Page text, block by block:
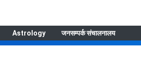
Astrology जनसम्पर्क संचालनालय